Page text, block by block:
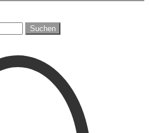
Suchen